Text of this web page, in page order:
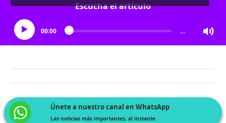
Escucha el artículo
00:00 …
Únete a nuestro canal en WhatsApp
Las noticias más importantes, al instante